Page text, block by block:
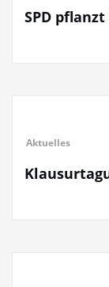
SPD
Aktuelles